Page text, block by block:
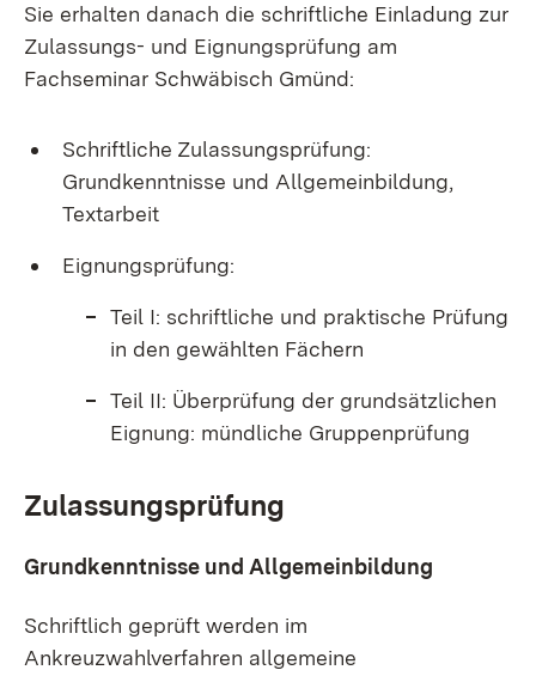
Sie erhalten danach die schriftliche Einladung zur
Zulassungs- und Eignungsprüfung am
Fachseminar Schwäbisch Gmünd:
Schriftliche Zulassungsprüfung:
Grundkenntnisse und Allgemeinbildung,
Textarbeit
Eignungsprüfung:
Teil I: schriftliche und praktische Prüfung
in den gewählten Fächern
Teil II: Überprüfung der grundsätzlichen
Eignung: mündliche Gruppenprüfung
Zulassungsprüfung
Grundkenntnisse und Allgemeinbildung
Schriftlich geprüft werden im
Ankreuzwahlverfahren allgemeine